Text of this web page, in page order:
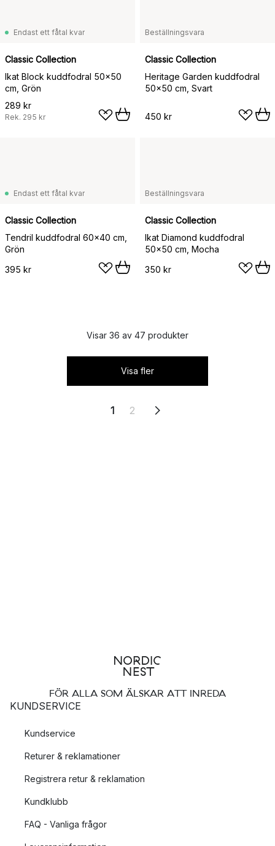
Endast ett fåtal kvar
Classic Collection
Ikat Block kuddfodral 50x50
cm, Grön
289 kr
Rek. 295 kr
Beställningsvara
Classic Collection
Heritage Garden kuddfodral
50x50 cm, Svart
450 kr
Endast ett fåtal kvar
Classic Collection
Tendril kuddfodral 60x40 cm,
Grön
395 kr
Beställningsvara
Classic Collection
Ikat Diamond kuddfodral
50x50 cm, Mocha
350 kr
Visar 36 av 47 produkter
Visa fler
1 2
FÖR ALLA SOM ÄLSKAR ATT INREDA
KUNDSERVICE
Kundservice
Returer & reklamationer
Registrera retur & reklamation
Kundklubb
FAQ - Vanliga frågor